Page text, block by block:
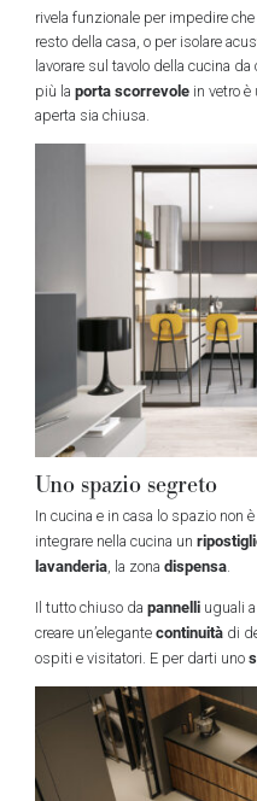
rivela funzionale per impedire
resto della casa, o per isolare
lavorare sul tavolo della cucina
più la porta scorrevolein vetro è
aperta sia chiusa.
Uno spazio segreto
In cucina e in casa lo spazio non
integrare nella cucina un
lavanderia, la zona dispensa.
Il tutto chiuso da pannelliuguali a
creare un’elegante continuitàdi
ospiti e visitatori. E per darti uno